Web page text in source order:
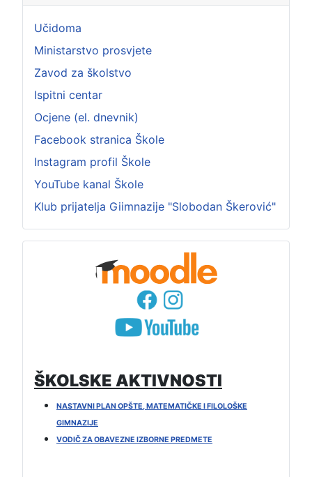
Učidoma
Ministarstvo prosvjete
Zavod za školstvo
Ispitni centar
Ocjene (el. dnevnik)
Facebook stranica Škole
Instagram profil Škole
YouTube kanal Škole
Klub prijatelja Giimnazije "Slobodan Škerović"
ŠKOLSKE AKTIVNOSTI
NASTAVNI PLAN OPŠTE, MATEMATIČKE I FILOLOŠKE
GIMNAZIJE
VODIČ ZA OBAVEZNE IZBORNE PREDMETE